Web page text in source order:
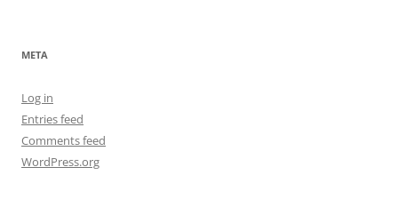
META
Log in
Entries feed
Comments feed
WordPress.org